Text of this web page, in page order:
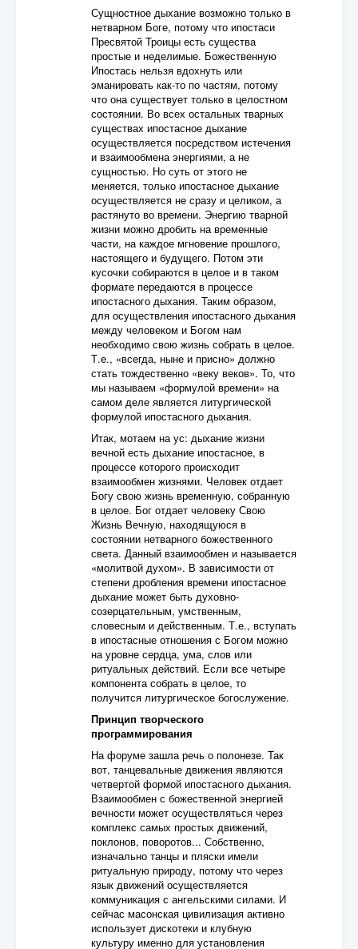
Сущностное дыхание возможно только в
нетварном Боге, потому что ипостаси
Пресвятой Троицы есть существа
простые и неделимые. Божественную
Ипостась нельзя вдохнуть или
эманировать как-то по частям, потому
что она существует только в целостном
состоянии. Во всех остальных тварных
существах ипостасное дыхание
осуществляется посредством истечения
и взаимообмена энергиями, а не
сущностью. Но суть от этого не
меняется, только ипостасное дыхание
осуществляется не сразу и целиком, а
растянуто во времени. Энергию тварной
жизни можно дробить на временные
части, на каждое мгновение прошлого,
настоящего и будущего. Потом эти
кусочки собираются в целое и в таком
формате передаются в процессе
ипостасного дыхания. Таким образом,
для осуществления ипостасного дыхания
между человеком и Богом нам
необходимо свою жизнь собрать в целое.
Т.е., «всегда, ныне и присно» должно
стать тождественно «веку веков». То, что
мы называем «формулой времени» на
самом деле является литургической
формулой ипостасного дыхания.
Итак, мотаем на ус: дыхание жизни
вечной есть дыхание ипостасное, в
процессе которого происходит
взаимообмен жизнями. Человек отдает
Богу свою жизнь временную, собранную
в целое. Бог отдает человеку Свою
Жизнь Вечную, находящуюся в
состоянии нетварного божественного
света. Данный взаимообмен и называется
«молитвой духом». В зависимости от
степени дробления времени ипостасное
дыхание может быть духовно-
созерцательным, умственным,
словесным и действенным. Т.е., вступать
в ипостасные отношения с Богом можно
на уровне сердца, ума, слов или
ритуальных действий. Если все четыре
компонента собрать в целое, то
получится литургическое богослужение.
Принцип творческого
программирования
На форуме зашла речь о полонезе. Так
вот, танцевальные движения являются
четвертой формой ипостасного дыхания.
Взаимообмен с божественной энергией
вечности может осуществляться через
комплекс самых простых движений,
поклонов, поворотов... Собственно,
изначально танцы и пляски имели
ритуальную природу, потому что через
язык движений осуществляется
коммуникация с ангельскими силами. И
сейчас масонская цивилизация активно
использует дискотеки и клубную
культуру именно для установления